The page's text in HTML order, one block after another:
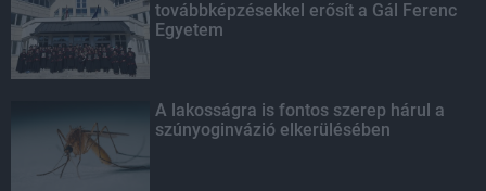
továbbképzésekkel erősít a Gál Ferenc
Egyetem
A lakosságra is fontos szerep hárul a
szúnyoginvázió elkerülésében